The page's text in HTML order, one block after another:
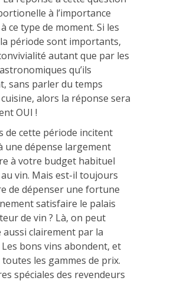
à l’importance
ce type de moment. Si les
période sont importants,
autant que par les
qu’ils
sans parler du temps
alors la réponse sera
OUI !
de cette période incitent
une dépense largement
à votre budget habituel
vin. Mais est-il toujours
de dépenser une fortune
satisfaire le palais
de vin ? Là, on peut
clairement par la
bons vins abondent, et
toutes les gammes de prix.
spéciales des revendeurs